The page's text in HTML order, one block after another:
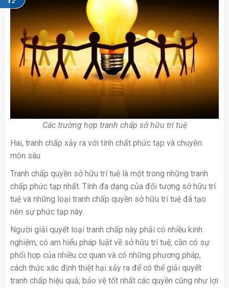
Các trường hợp tranh chấp sở hữu trí tuệ
Hai, tranh chấp xảy ra với tính chất phức tạp và chuyên
môn sâu
Tranh chấp quyền sở hữu trí tuệ là một trong những tranh
chấp phức tạp nhất. Tính đa dạng của đối tượng sở hữu trí
tuệ và những loại tranh chấp quyền sở hữu trí tuệ đã tạo
nên sự phức tạp này.
Người giải quyết loại tranh chấp này phải có nhiều kinh
nghiệm, có am hiểu pháp luật về sở hữu trí tuệ; cần có sự
phối hợp của nhiều cơ quan và có những phương pháp,
cách thức xác định thiệt hại xảy ra để có thể giải quyết
tranh chấp hiệu quả; bảo vệ tốt nhất các quyền cũng như lợi